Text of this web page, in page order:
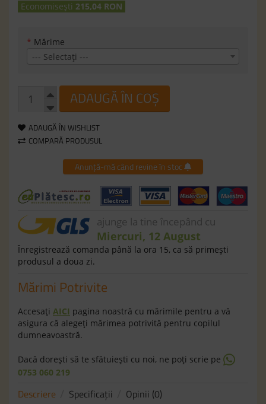
Economisești 215,04 RON
* Mărime
--- Selectaţi ---
ADAUGĂ ÎN COȘ
ADAUGĂ ÎN WISHLIST
COMPARĂ PRODUSUL
Anunță-mă când revine în stoc
ajunge la tine începând cu
Miercuri, 12 August
Înregistrează comanda până la ora 15, ca să primeşti
produsul a doua zi.
Mărimi Potrivite
Accesaţi AICI pagina noastră cu mărimile pentru a vă
asigura că alegeţi mărimea potrivită pentru copilul
dumneavoastră.
Dacă doreşti să te sfătuieşti cu noi, ne poţi scrie pe
0753 060 219
Descriere Specificaţii Opinii (0)